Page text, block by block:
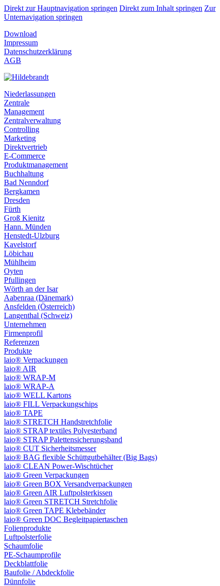
Direkt zur Hauptnavigation springen Direkt zum Inhalt springen Zur
Unternavigation springen
Download
Impressum
Datenschutzerklärung
AGB
Niederlassungen
Zentrale
Management
Zentralverwaltung
Controlling
Marketing
Direktvertrieb
E-Commerce
Produktmanagement
Buchhaltung
Bad Nenndorf
Bergkamen
Dresden
Fürth
Groß Kienitz
Hann. Münden
Henstedt-Ulzburg
Kavelstorf
Löbichau
Mühlheim
Oyten
Pfullingen
Wörth an der Isar
Aabenraa (Dänemark)
Ansfelden (Österreich)
Langenthal (Schweiz)
Unternehmen
Firmenprofil
Referenzen
Produkte
laio® Verpackungen
laio® AIR
laio® WRAP-M
laio® WRAP-A
laio® WELL Kartons
laio® FILL Verpackungschips
laio® TAPE
laio® STRETCH Handstretchfolie
laio® STRAP textiles Polyesterband
laio® STRAP Palettensicherungsband
laio® CUT Sicherheitsmesser
laio® BAG flexible Schüttgutbehälter (Big Bags)
laio® CLEAN Power-Wischtücher
laio® Green Verpackungen
laio® Green BOX Versandverpackungen
laio® Green AIR Luftpolsterkissen
laio® Green STRETCH Stretchfolie
laio® Green TAPE Klebebänder
laio® Green DOC Begleitpapiertaschen
Folienprodukte
Luftpolsterfolie
Schaumfolie
PE-Schaumprofile
Deckblattfolie
Baufolie / Abdeckfolie
Dünnfolie